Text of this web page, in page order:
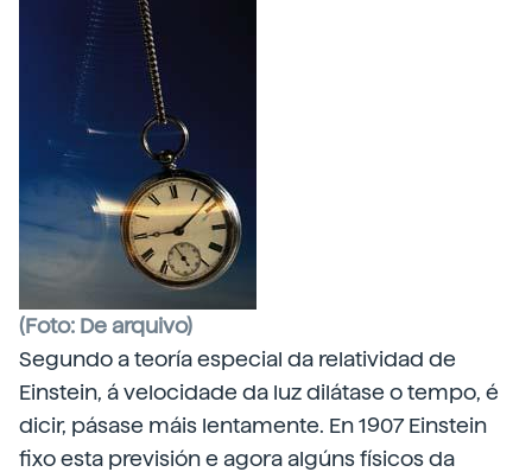
(Foto: De arquivo)
Segundo a teoría especial da relatividad de
Einstein, á velocidade da luz dilátase o tempo, é
dicir, pásase máis lentamente. En 1907 Einstein
fixo esta previsión e agora algúns físicos da